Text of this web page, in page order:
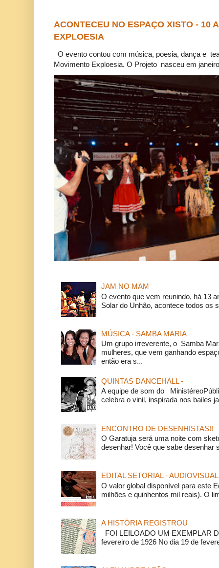
ACONTECEU NO ESPAÇO XISTO - 10
EXPLOESIA
O evento contou com música, poesia, dança e
Movimento Exploesia. O Projeto nasceu em
JAM NO MAM
O evento que vem reunindo, há 13
Solar do Unhão, acontece todos os
MÚSICA - SAMBA MARIA
Um grupo irreverente, o Samba
mulheres, que vem ganhando
então era s...
QUINTAS DANCEHALL -
A equipe de som do
celebra o vinil, inspirada nos bailes
ENCONTRO DE DESENHISTAS!!
O Garatuja será uma noite com
desenhar! Você que sabe desenhar
EDITAL SETORIAL - AUDIOVISUAL
O valor global disponível para este
milhões e quinhentos mil reais). O
A HISTÓRIA REGISTROU
FOI LEILOADO UM EXEMPLAR
fevereiro de 1926 No dia 19 de